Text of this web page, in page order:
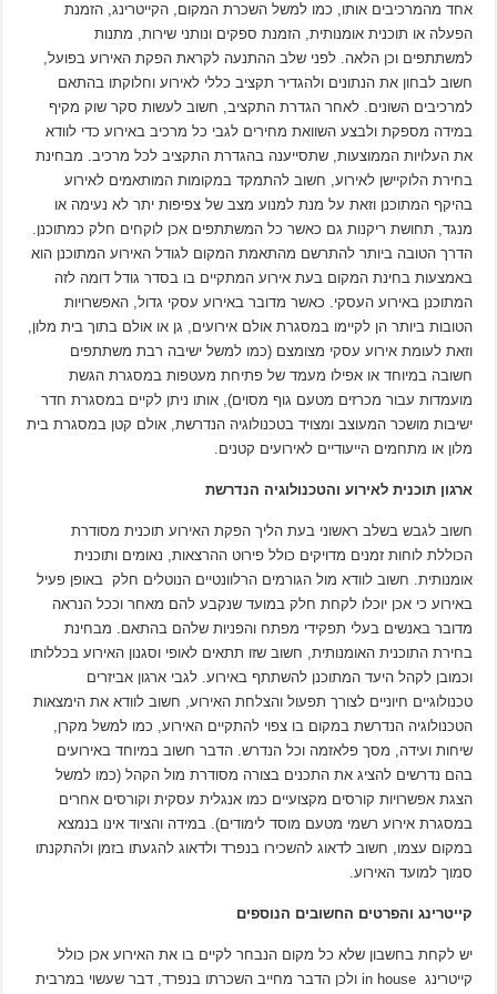
אחד מהמרכיבים אותו, כמו למשל השכרת המקום, הקייטרינג, הזמנת
הפעלה או תוכנית אומנותית, הזמנת ספקים ונותני שירות, מתנות
למשתתפים וכן הלאה. לפני שלב ההתנעה לקראת הפקת האירוע בפועל,
חשוב לבחון את הנתונים ולהגדיר תקציב כללי לאירוע וחלוקתו בהתאם
למרכיבים השונים. לאחר הגדרת התקציב, חשוב לעשות סקר שוק מקיף
במידה מספקת ולבצע השוואת מחירים לגבי כל מרכיב באירוע כדי לוודא
את העלויות הממוצעות, שתסייענה בהגדרת התקציב לכל מרכיב. מבחינת
בחירת הלוקיישן לאירוע, חשוב להתמקד במקומות המותאמים לאירוע
בהיקף המתוכנן וזאת על מנת למנוע מצב של צפיפות יתר לא נעימה או
מנגד, תחושת ריקנות גם כאשר כל המשתתפים אכן לוקחים חלק כמתוכנן.
הדרך הטובה ביותר להתרשם מהתאמת המקום לגודל האירוע המתוכנן הוא
באמצעות בחינת המקום בעת אירוע המתקיים בו בסדר גודל דומה לזה
המתוכנן באירוע העסקי. כאשר מדובר באירוע עסקי גדול, האפשרויות
הטובות ביותר הן לקיימו במסגרת אולם אירועים, גן או אולם בתוך בית מלון,
וזאת לעומת אירוע עסקי מצומצם (כמו למשל ישיבה רבת משתתפים
חשובה במיוחד או אפילו מעמד של פתיחת מעטפות במסגרת הגשת
מועמדות עבור מכרזים מטעם גוף מסוים), אותו ניתן לקיים במסגרת חדר
ישיבות מושכר המעוצב ומצויד בטכנולוגיה הנדרשת, אולם קטן במסגרת בית
מלון או מתחמים הייעודיים לאירועים קטנים.
ארגון תוכנית לאירוע והטכנולוגיה הנדרשת
חשוב לגבש בשלב ראשוני בעת הליך הפקת האירוע תוכנית מסודרת
הכוללת לוחות זמנים מדויקים כולל פירוט ההרצאות, נאומים ותוכנית
אומנותית. חשוב לוודא מול הגורמים הרלוונטיים הנוטלים חלק באופן פעיל
באירוע כי אכן יוכלו לקחת חלק במועד שנקבע להם מאחר וככל הנראה
מדובר באנשים בעלי תפקידי מפתח והפניות שלהם בהתאם. מבחינת
בחירת התוכנית האומנותית, חשוב שזו תתאים לאופי וסגנון האירוע בכללותו
וכמובן לקהל היעד המתוכנן להשתתף באירוע. לגבי ארגון אביזרים
טכנולוגיים חיוניים לצורך תפעול והצלחת האירוע, חשוב לוודא את הימצאות
הטכנולוגיה הנדרשת במקום בו צפוי להתקיים האירוע, כמו למשל מקרן,
שיחות ועידה, מסך פלאזמה וכל הנדרש. הדבר חשוב במיוחד באירועים
בהם נדרשים להציג את התכנים בצורה מסודרת מול הקהל (כמו למשל
הצגת אפשרויות קורסים מקצועיים כמו אנגלית עסקית וקורסים אחרים
במסגרת אירוע רשמי מטעם מוסד לימודים). במידה והציוד אינו בנמצא
במקום עצמו, חשוב לדאוג להשכירו בנפרד ולדאוג להגעתו בזמן ולהתקנתו
סמוך למועד האירוע.
קייטרינג והפרטים החשובים הנוספים
יש לקחת בחשבון שלא כל מקום הנבחר לקיים בו את האירוע אכן כולל
קייטרינג in house ולכן הדבר מחייב השכרתו בנפרד, דבר שעשוי במרבית